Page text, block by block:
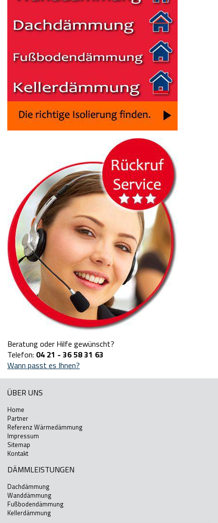
Beratung oder Hilfe gewünscht?
Telefon: 04 21 - 36 58 31 63
Wann passt es Ihnen?
ÜBER UNS
Home
Partner
Referenz Wärmedämmung
Impressum
Sitemap
Kontakt
DÄMMLEISTUNGEN
Dachdämmung
Wanddämmung
Fußbodendämmung
Kellerdämmung